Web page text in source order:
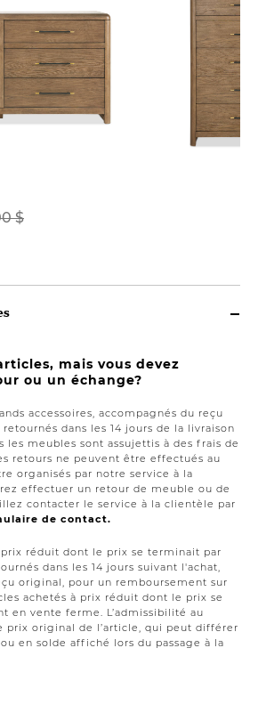
$
mais vous devez
ou un échange?
accessoires, accompagnés du reçu
dans les 14 jours de la livraison
les meubles sont assujettis à des frais de
retours ne peuvent être effectués au
organisés par notre service à la
effectuer un retour de meuble ou de
contacter le service à la clientèle par
de contact.
prix réduit dont le prix se terminait par
dans les 14 jours suivant l'achat,
original, pour un remboursement sur
achetés à prix réduit dont le prix se
en vente ferme. L’admissibilité au
prix original de l’article, qui peut différer
en solde affiché lors du passage à la